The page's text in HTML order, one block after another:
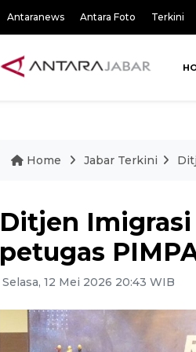
Antaranews Antara Foto Terkini
Home Jabar Terkini
Ditjen
petugas
Selasa, 12 Mei 2026 20:43 WIB